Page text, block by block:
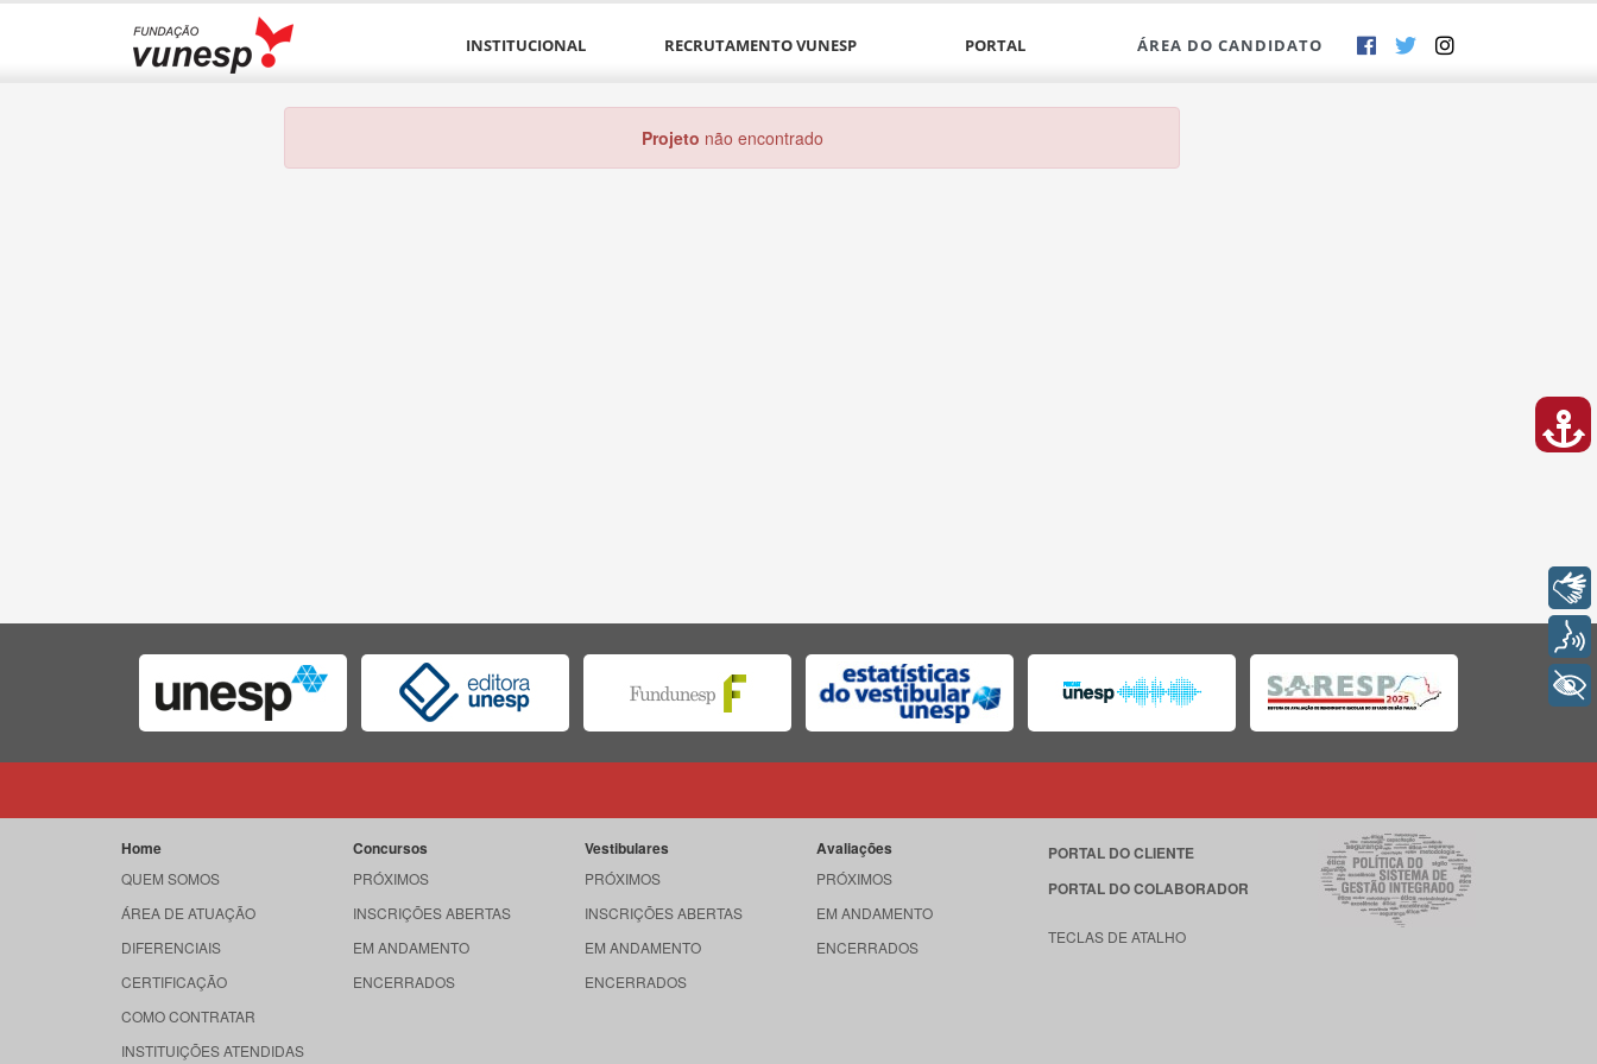
INSTITUCIONAL RECRUTAMENTO VUNESP PORTAL ÁREA DO CANDIDATO
Projeto não encontrado
Home
QUEM SOMOS
ÁREA DE ATUAÇÃO
DIFERENCIAIS
CERTIFICAÇÃO
COMO CONTRATAR
INSTITUIÇÕES ATENDIDAS
Concursos
PRÓXIMOS
INSCRIÇÕES ABERTAS
EM ANDAMENTO
ENCERRADOS
Vestibulares
PRÓXIMOS
INSCRIÇÕES ABERTAS
EM ANDAMENTO
ENCERRADOS
Avaliações
PRÓXIMOS
EM ANDAMENTO
ENCERRADOS
PORTAL DO CLIENTE
PORTAL DO COLABORADOR
TECLAS DE ATALHO
+ Acessibilidade